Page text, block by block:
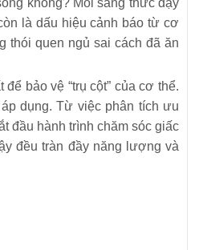
là dấu hiệu cảnh báo từ cơ
thói quen ngủ sai cách đã ăn
bảo vệ “trụ cột” của cơ thể.
dụng. Từ việc phân tích ưu
đầu hành trình chăm sóc giấc
đều tràn đầy năng lượng và